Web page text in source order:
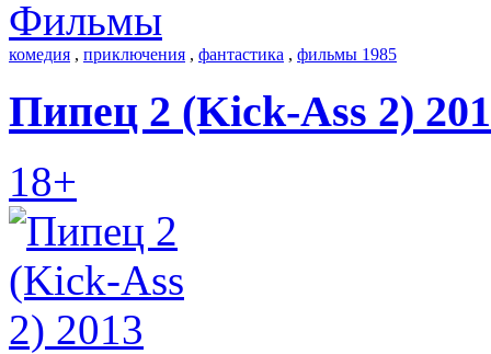
Фильмы
комедия , приключения , фантастика , фильмы 1985
Пипец 2 (Kick-Ass 2)
18+